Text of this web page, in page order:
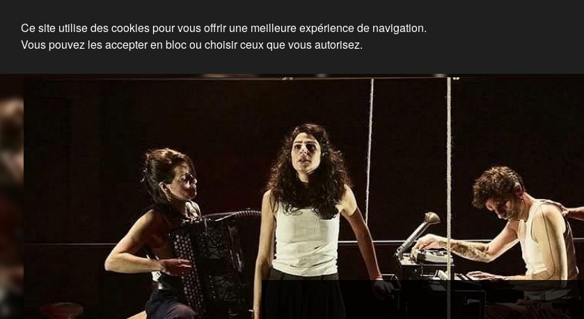
Julien Louisgrand
Eclairagiste, Régisseur lumières, Formateur Eos
Ce site utilise des cookies pour vous offrir une meilleure expérience de navigation.
Vous pouvez les accepter en bloc ou choisir ceux que vous autorisez.